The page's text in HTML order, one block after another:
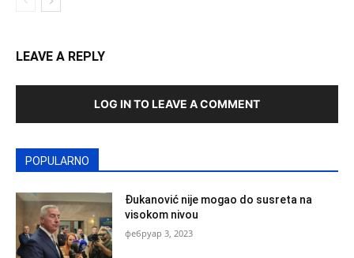
LEAVE A REPLY
LOG IN TO LEAVE A COMMENT
POPULARNO
Đukanović nije mogao do susreta na
visokom nivou
фебруар 3, 2023